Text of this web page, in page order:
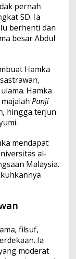
pernah
SD. Ia
berhenti dan
besar Abdul
Hamka
Hamka
Panji
hingga terjun
mendapat
al-
Malaysia.
filsuf,
Ia
moderat